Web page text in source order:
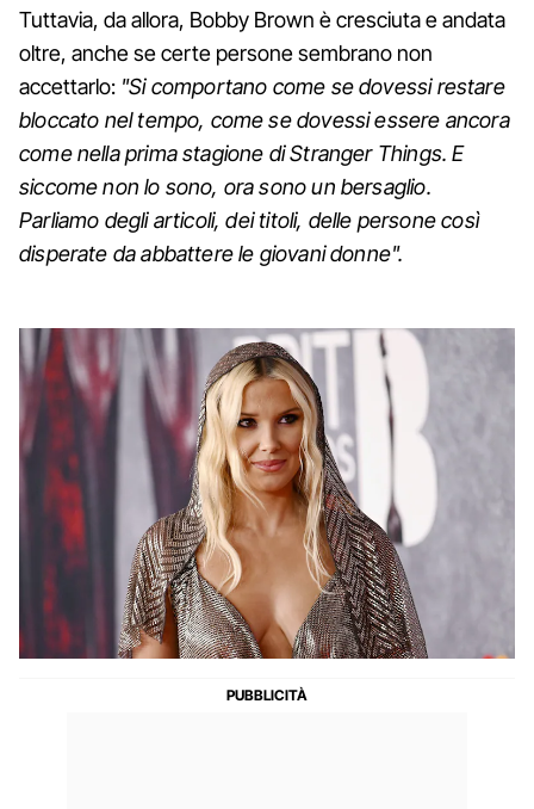
Tuttavia, da allora, Bobby Brown è cresciuta e andata
oltre, anche se certe persone sembrano non
accettarlo: "Si comportano come se dovessi restare
bloccato nel tempo, come se dovessi essere ancora
come nella prima stagione di Stranger Things. E
siccome non lo sono, ora sono un bersaglio.
Parliamo degli articoli, dei titoli, delle persone così
disperate da abbattere le giovani donne".